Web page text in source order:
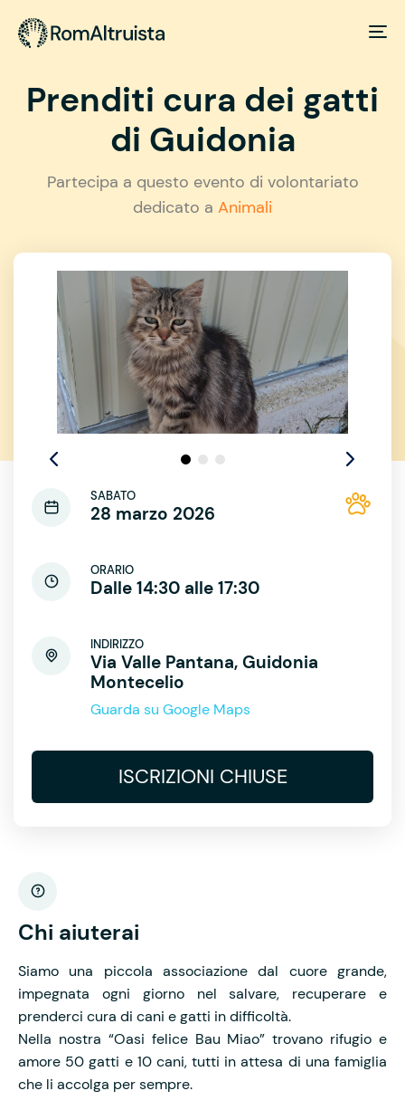
Prenditi cura dei gatti
di Guidonia
Partecipa a questo evento di volontariato
dedicato a Animali
SABATO
28 marzo 2026
ORARIO
Dalle 14:30 alle 17:30
INDIRIZZO
Via Valle Pantana, Guidonia
Montecelio
Guarda su Google Maps
ISCRIZIONI CHIUSE
Chi aiuterai
Siamo una piccola associazione dal cuore grande,
impegnata ogni giorno nel salvare, recuperare e
prenderci cura di cani e gatti in difficoltà.
Nella nostra “Oasi felice Bau Miao” trovano rifugio e
amore 50 gatti e 10 cani, tutti in attesa di una famiglia
che li accolga per sempre.